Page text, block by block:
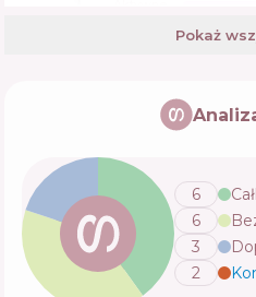
Face And Body
Bioderma
Skład
Aktywne
Funkcje
Pokaż
6
6
3
2